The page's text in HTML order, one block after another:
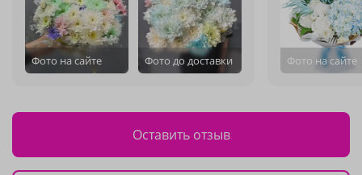
Фото на сайте Фото до доставки Фото на сайте
Оставить отзыв